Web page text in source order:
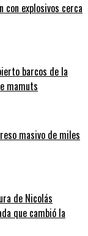
con explosivos cerca
barcos de la
mamuts
masivo de miles
de Nicolás
que cambió la